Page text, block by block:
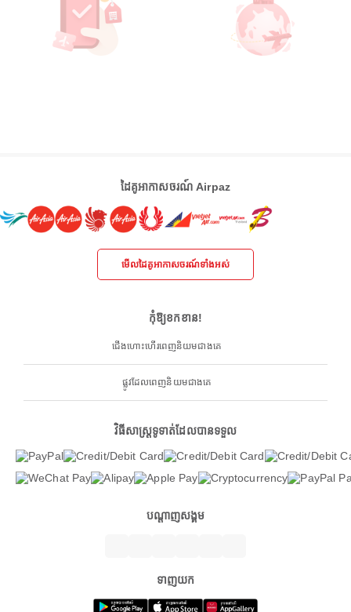
ដៃគូអាកាសចរណ៍ Airpaz
មើលដៃគូអាកាសចរណ៍ទាំងអស់
កុំឱ្យខកខាន!
ជើងហោះហើរពេញនិយមជាងគេ
ផ្លូវដែលពេញនិយមជាងគេ
វិធីសាស្ត្រទូទាត់ដែលបានទទួល
បណ្តាញសង្គម
ទាញយក